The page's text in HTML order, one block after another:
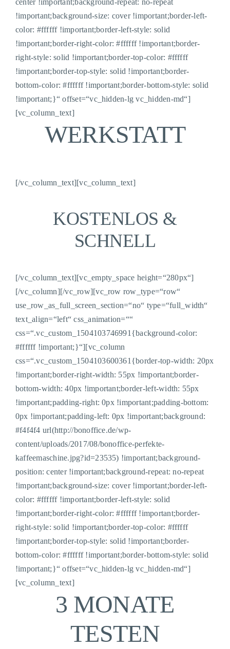
!important;background-size: cover !important;border-left-
color: #ffffff !important;border-left-style: solid
!important;border-right-color: #ffffff !important;border-
right-style: solid !important;border-top-color: #ffffff
!important;border-top-style: solid !important;border-
bottom-color: #ffffff !important;border-bottom-style: solid
!important;}“ offset=“vc_hidden-lg vc_hidden-md“]
[vc_column_text]
WERKSTATT
[/vc_column_text][vc_column_text]
KOSTENLOS &
SCHNELL
[/vc_column_text][vc_empty_space height=“280px“]
[/vc_column][/vc_row][vc_row row_type=“row“
use_row_as_full_screen_section=“no“ type=“full_width“
text_align=“left“ css_animation=““
css=“.vc_custom_1504103746991{background-color:
#ffffff !important;}“][vc_column
css=“.vc_custom_1504103600361{border-top-width: 20px
!important;border-right-width: 55px !important;border-
bottom-width: 40px !important;border-left-width: 55px
!important;padding-right: 0px !important;padding-bottom:
0px !important;padding-left: 0px !important;background:
#f4f4f4 url(http://bonoffice.de/wp-
content/uploads/2017/08/bonoffice-perfekte-
kaffeemaschine.jpg?id=23535) !important;background-
position: center !important;background-repeat: no-repeat
!important;background-size: cover !important;border-left-
color: #ffffff !important;border-left-style: solid
!important;border-right-color: #ffffff !important;border-
right-style: solid !important;border-top-color: #ffffff
!important;border-top-style: solid !important;border-
bottom-color: #ffffff !important;border-bottom-style: solid
!important;}“ offset=“vc_hidden-lg vc_hidden-md“]
[vc_column_text]
3 MONATE
TESTEN